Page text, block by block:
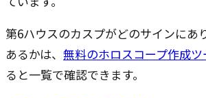
第6ハウスのカスプがどのサインにあ
あるかは、 無料のホロスコープ作成ツ
ると一覧で確認できます。